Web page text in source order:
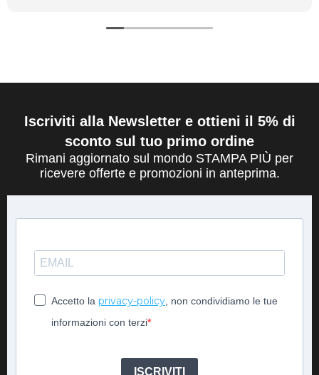
Iscriviti alla Newsletter e ottieni il 5% di
sconto sul tuo primo ordine
Rimani aggiornato sul mondo STAMPA PIÙ per
ricevere offerte e promozioni in anteprima.
Accetto la privacy-policy , non condividiamo le tue
informazioni con terzi
ISCRIVITI